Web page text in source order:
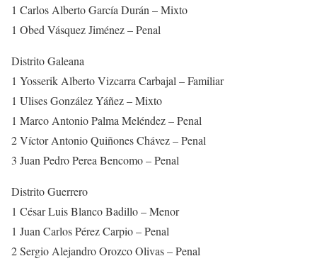
1 Carlos Alberto García Durán – Mixto
1 Obed Vásquez Jiménez – Penal
Distrito Galeana
1 Yosserik Alberto Vizcarra Carbajal – Familiar
1 Ulises González Yáñez – Mixto
1 Marco Antonio Palma Meléndez – Penal
2 Víctor Antonio Quiñones Chávez – Penal
3 Juan Pedro Perea Bencomo – Penal
Distrito Guerrero
1 César Luis Blanco Badillo – Menor
1 Juan Carlos Pérez Carpio – Penal
2 Sergio Alejandro Orozco Olivas – Penal